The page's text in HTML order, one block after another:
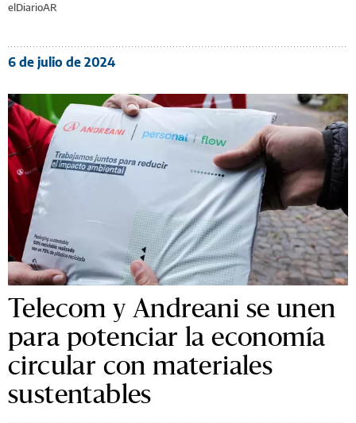
elDiarioAR
6 de julio de 2024
Telecom y Andreani se unen
para potenciar la economía
circular con materiales
sustentables